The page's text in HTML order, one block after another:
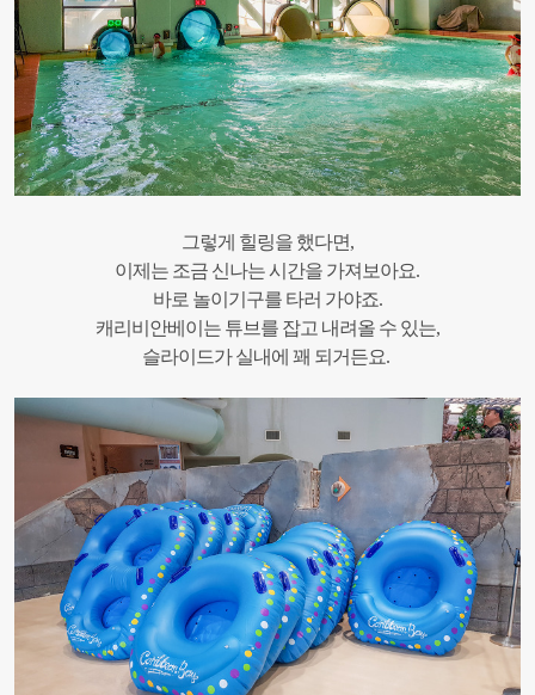
그렇게 힐링을 했다면,
이제는 조금 신나는 시간을 가져보아요.
바로 놀이기구를 타러 가야죠.
캐리비안베이는 튜브를 잡고 내려올 수 있는,
슬라이드가 실내에 꽤 되거든요.